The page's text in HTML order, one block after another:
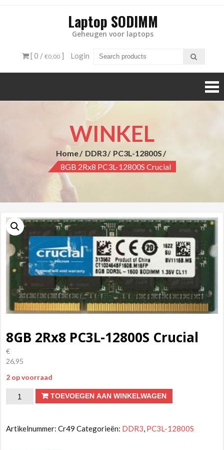
Laptop SODIMM
Geheugen voor laptops
[ 0 / €0,00] Login
WINKEL
Home DDR3
PC3L-12800S
8GB 2Rx8 PC3L-12800S Crucial
8GB 2Rx8 PC3L-12800S Crucial
€
26,95
2 op voorraad
8GB
TOEVOEGEN AAN WINKELWAGEN
Artikelnummer:Cr49 Categorieën: DDR3, PC3L-12800S